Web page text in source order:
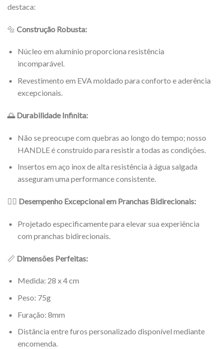
destaca:
🔩 Construção Robusta:
Núcleo em alumínio proporciona resistência
incomparável.
Revestimento em EVA moldado para conforto e aderência
excepcionais.
🌅 Durabilidade Infinita:
Não se preocupe com quebras ao longo do tempo; nosso
HANDLE é construído para resistir a todas as condições.
Insertos em aço inox de alta resistência à água salgada
asseguram uma performance consistente.
🏄‍♂️ Desempenho Excepcional em Pranchas Bidirecionais:
Projetado especificamente para elevar sua experiência
com pranchas bidirecionais.
📏 Dimensões Perfeitas:
Medida: 28 x 4 cm
Peso: 75g
Furação: 8mm
Distância entre furos personalizado disponível mediante
encomenda.